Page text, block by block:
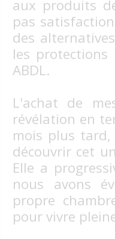
aux produits
pas
des
les
ABDL.
L'achat de
révélation en
mois plus
découvrir cet
Elle a
nous avons
propre
pour vivre